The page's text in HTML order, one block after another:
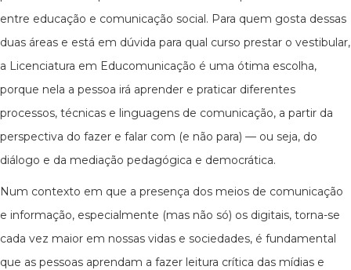
entre educação e comunicação social. Para quem gosta dessas
duas áreas e está em dúvida para qual curso prestar o vestibular,
a Licenciatura em Educomunicação é uma ótima escolha,
porque nela a pessoa irá aprender e praticar diferentes
processos, técnicas e linguagens de comunicação, a partir da
perspectiva do fazer e falar com (e não para) — ou seja, do
diálogo e da mediação pedagógica e democrática.
Num contexto em que a presença dos meios de comunicação
e informação, especialmente (mas não só) os digitais, torna-se
cada vez maior em nossas vidas e sociedades, é fundamental
que as pessoas aprendam a fazer leitura crítica das mídias e